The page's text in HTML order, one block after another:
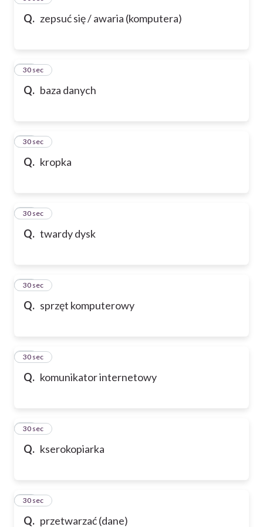
Q. zepsuć się / awaria (komputera)
Q. baza danych
47
30 sec
Q. kropka
48
30 sec
Q. twardy dysk
49
30 sec
Q. sprzęt komputerowy
50
30 sec
Q. komunikator internetowy
51
30 sec
Q. kserokopiarka
52
30 sec
Q. przetwarzać (dane)
53
30 sec